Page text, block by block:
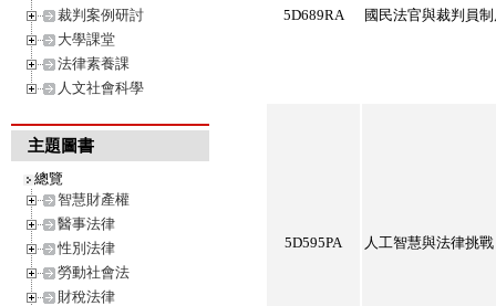
裁判案例研討
大學課堂
法律素養課
人文社會科學
主題圖書
總覽
智慧財產權
醫事法律
性別法律
勞動社會法
財稅法律
5D689RA 國民法官與裁判員
5D595PA 人工智慧與法律挑戰